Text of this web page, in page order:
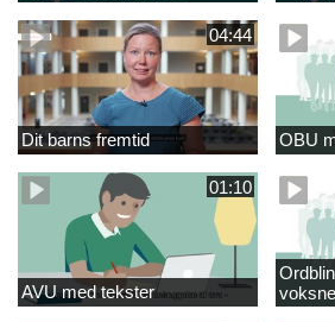
04:44
Dit barns fremtid OBU
01:10
AVU med tekster
voksne